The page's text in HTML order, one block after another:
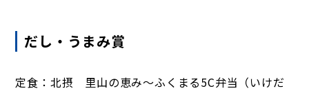
だし・うまみ賞
定食：北摂 里山の恵み～ふくまる5C弁当（いけだ